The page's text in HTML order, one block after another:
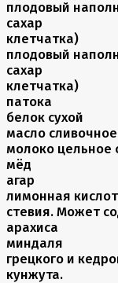
плодовый
сахар
клетчатка)
плодовый
сахар
клетчатка)
патока
белок сухой
масло сливочное
молоко цельное
мёд
агар
лимонная
стевия. Может
арахиса
миндаля
грецкого и
кунжута.